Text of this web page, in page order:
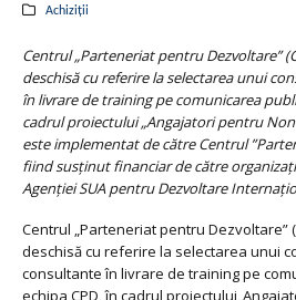
Achiziții
Centrul „Parteneriat pentru Dezvoltare”
deschisă cu referire la selectarea unui
în livrare de training pe comunicarea
cadrul proiectului „Angajatori pentru
este implementat de către Centrul
fiind susţinut financiar de către
Agenţiei SUA pentru Dezvoltare
Centrul „Parteneriat pentru Dezvoltare”
deschisă cu referire la selectarea unui
consultante în livrare de training pe
echipa CPD, în cadrul